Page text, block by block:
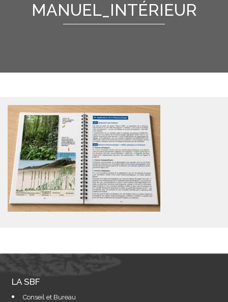
MANUEL_INTÉRIEUR
LA SBF
Conseil et Bureau